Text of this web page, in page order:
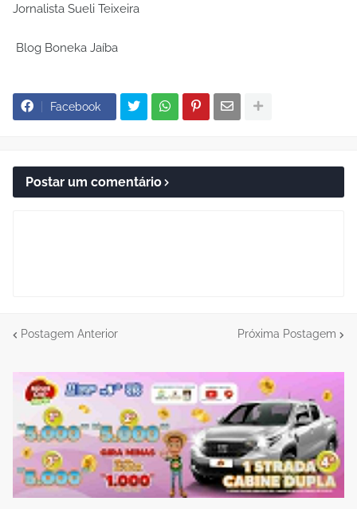
Jornalista Sueli Teixeira
Blog Boneka Jaíba
Facebook
Postar um comentário
Postagem Anterior Próxima Postagem